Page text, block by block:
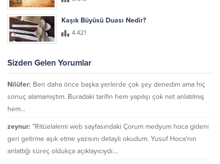
Kaşık Büyüsü Duası Nedir?
4.421
Sizden Gelen Yorumlar
Nilüfer: Ben daha önce başka yerlerde çok şey denedim ama hiç
sonuç alamamıştım. Buradaki tarifin hem yapılışı çok net anlatılmış
hem...
zeynur: "Ritüelalemi web sayfasındaki Çorum medyum hoca gideni
geri getirme aşık etme yazısını detaylı okudum. Yusuf Hoca'nın
anlattığı süreç oldukça açıklayıcıydı....